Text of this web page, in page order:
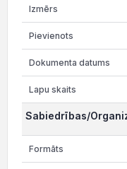
Sabiedrības/